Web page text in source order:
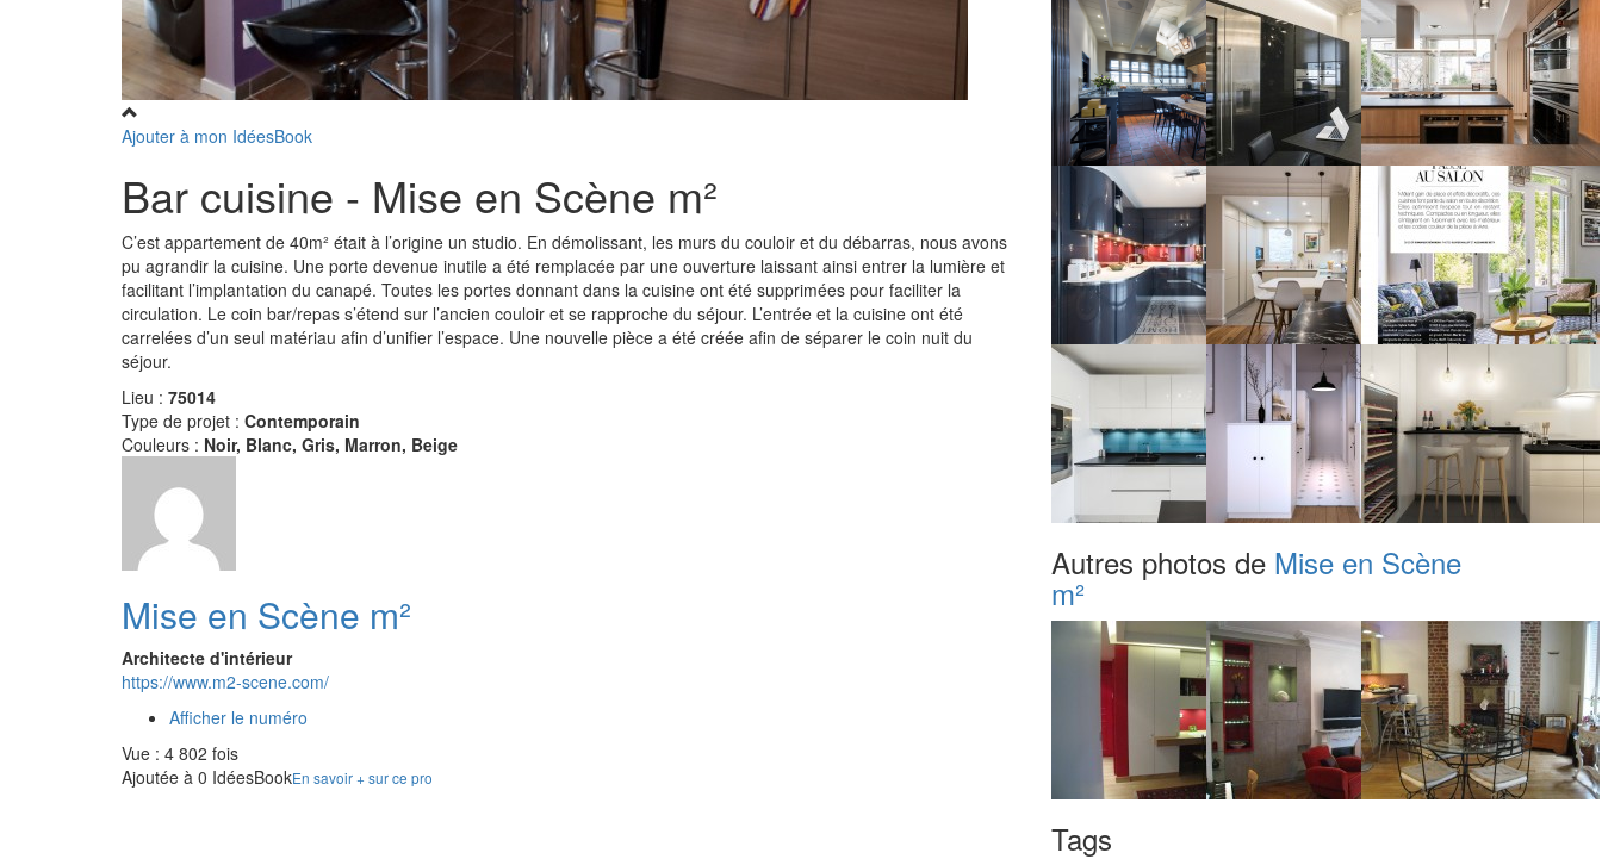
Ajouter à mon IdéesBook
Bar cuisine - Mise en Scène m²
C’est appartement de 40m² était à l’origine un studio. En démolissant, les murs du couloir et du débarras, nous avons
pu agrandir la cuisine. Une porte devenue inutile a été remplacée par une ouverture laissant ainsi entrer la lumière et
facilitant l’implantation du canapé. Toutes les portes donnant dans la cuisine ont été supprimées pour faciliter la
circulation. Le coin bar/repas s’étend sur l’ancien couloir et se rapproche du séjour. L’entrée et la cuisine ont été
carrelées d’un seul matériau afin d’unifier l’espace. Une nouvelle pièce a été créée afin de séparer le coin nuit du
séjour.
Lieu : 75014
Type de projet : Contemporain
Couleurs : Noir, Blanc, Gris, Marron, Beige
Mise en Scène m²
Architecte d'intérieur
https://www.m2-scene.com/
Afficher le numéro
Vue : 4 802 fois
Ajoutée à 0 IdéesBookEn savoir + sur ce pro
Autres photos de Mise en Scène
m²
Tags